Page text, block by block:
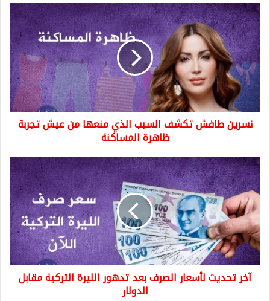
نسرين
طافش
تكشف
السبب
الذي
منعها
من
عيش
تجربة
ظاهرة
المساكنة
نسرين طافش تكشف السبب الذي منعها من عيش تجربة
ظاهرة المساكنة
آخر
تحديث
لأسعار
الصرف
بعد
تدهور
الليرة
التركية
مقابل
الدولار
آخر تحديث لأسعار الصرف بعد تدهور الليرة التركية مقابل
الدولار